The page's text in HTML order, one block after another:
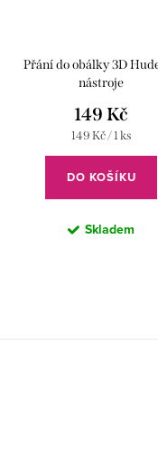
Přání do obálky 3D
nástroje
149 Kč
Měrná
149 Kč / 1 ks
DO KOŠÍKU
Skladem